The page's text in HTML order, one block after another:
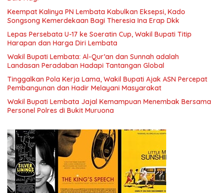
Keempat Kalinya PN Lembata Kabulkan Eksepsi, Kado
Songsong Kemerdekaan Bagi Theresia Ina Erap Dkk
Lepas Persebata U-17 ke Soeratin Cup, Wakil Bupati Titip
Harapan dan Harga Diri Lembata
Wakil Bupati Lembata: Al-Qur’an dan Sunnah adalah
Landasan Peradaban Hadapi Tantangan Global
Tinggalkan Pola Kerja Lama, Wakil Bupati Ajak ASN Percepat
Pembangunan dan Hadir Melayani Masyarakat
Wakil Bupati Lembata Jajal Kemampuan Menembak Bersama
Personel Polres di Bukit Muruona